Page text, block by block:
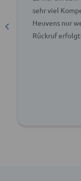
sehr viel
Heuvens nur
Rückruf